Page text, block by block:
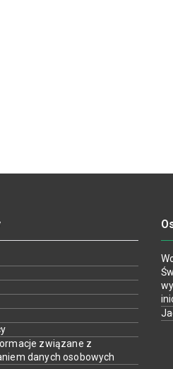
związane z
danych osobowych